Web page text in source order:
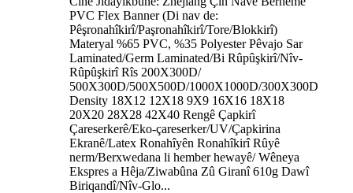
PVC Flex Banner (Di nav de:
Pêşronahîkirî/Paşronahîkirî/Tore/Blokkirî)
Materyal %65 PVC, %35 Polyester Pêvajo Sar
Laminated/Germ Laminated/Bi Rûpûşkirî/Nîv-
Rûpûşkirî Rîs 200X300D/
500X300D/500X500D/1000X1000D/300X300D
Density 18X12 12X18 9X9 16X16 18X18
20X20 28X28 42X40 Rengê Çapkirî
Çareserkerê/Eko-çareserker/UV/Çapkirina
Ekranê/Latex Ronahîyên Ronahîkirî Rûyê
nerm/Berxwedana li hember hewayê/ Wêneya
Ekspres a Hêja/Ziwabûna Zû Giranî 610g Dawî
Biriqandî/Nîv-Glo...